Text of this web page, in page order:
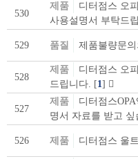
530
제품
디터점스 오
사용설명서 부탁드
529 품질 제품불량문의
528
제품
디터점스 오
드립니다. [1]
527
제품
디터점스
명서 자료를 받고 싶
526 제품 디터점스 울